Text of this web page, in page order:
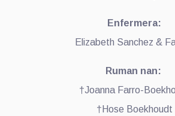
Enfermera:
Elizabeth Sanchez &
Ruman nan:
†Joanna Farro-
†Hose Boekhoudt